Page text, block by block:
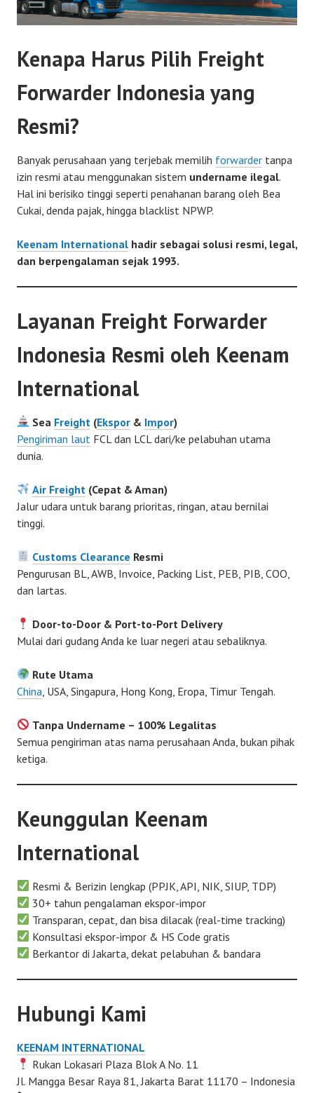
Kenapa Harus Pilih Freight
Forwarder Indonesia yang
Resmi?
Banyak perusahaan yang terjebak memilih forwarder tanpa
izin resmi atau menggunakan sistem undername ilegal.
Hal ini berisiko tinggi seperti penahanan barang oleh Bea
Cukai, denda pajak, hingga blacklist NPWP.
Keenam International hadir sebagai solusi resmi, legal,
dan berpengalaman sejak 1993.
Layanan Freight Forwarder
Indonesia Resmi oleh Keenam
International
Sea Freight (Ekspor & Impor)
Pengiriman laut FCL dan LCL dari/ke pelabuhan utama
dunia.
Air Freight (Cepat & Aman)
Jalur udara untuk barang prioritas, ringan, atau bernilai
tinggi.
Customs Clearance Resmi
Pengurusan BL, AWB, Invoice, Packing List, PEB, PIB, COO,
dan lartas.
Door-to-Door & Port-to-Port Delivery
Mulai dari gudang Anda ke luar negeri atau sebaliknya.
Rute Utama
China , USA, Singapura, Hong Kong, Eropa, Timur Tengah.
Tanpa Undername – 100% Legalitas
Semua pengiriman atas nama perusahaan Anda, bukan pihak
ketiga.
Keunggulan Keenam
International
Resmi & Berizin lengkap (PPJK, API, NIK, SIUP, TDP)
30+ tahun pengalaman ekspor-impor
Transparan, cepat, dan bisa dilacak (real-time tracking)
Konsultasi ekspor-impor & HS Code gratis
Berkantor di Jakarta, dekat pelabuhan & bandara
Hubungi Kami
KEENAM INTERNATIONAL
Rukan Lokasari Plaza Blok A No. 11
Jl. Mangga Besar Raya 81, Jakarta Barat 11170 – Indonesia